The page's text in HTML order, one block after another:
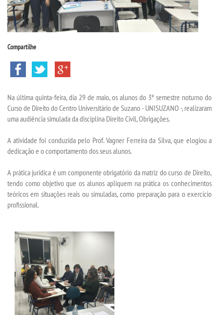
TECNOLÓGICOS
VESTIBULAR
INSCREVA-SE
SEGUNDA GRADUAÇÃO
MATRÍCULA
PUBLICAÇÕES
REVISTAS ELETRÔNICAS
REVISTA TRANSVERSAL
UNIESP NEWS
Compartilhe
Na última quinta-feira, dia 29 de maio, os alunos do 3º semestre noturno do
Curso de Direito do Centro Universitário de Suzano - UNISUZANO -, realizaram
uma audiência simulada da disciplina Direito Civil, Obrigações.
A atividade foi conduzida pelo Prof. Vagner Ferreira da Silva, que elogiou a
dedicação e o comportamento dos seus alunos.
A prática jurídica é um componente obrigatório da matriz do curso de Direito,
tendo como objetivo que os alunos apliquem na prática os conhecimentos
teóricos em situações reais ou simuladas, como preparação para o exercício
profissional.